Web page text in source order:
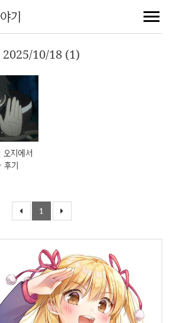
기
2025/10/18 (1)
오지에서
후기
1